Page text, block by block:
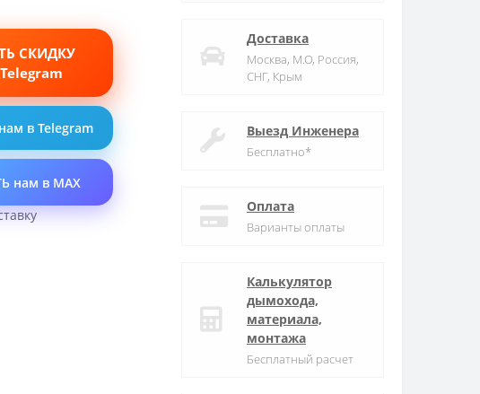
СКИДКУ
в Telegram
нам в MAX
Доставка
Москва, М.О, Россия,
СНГ, Крым
Выезд Инженера
Бесплатно*
Оплата
Варианты оплаты
Калькулятор
дымохода,
материала,
монтажа
Бесплатный расчет